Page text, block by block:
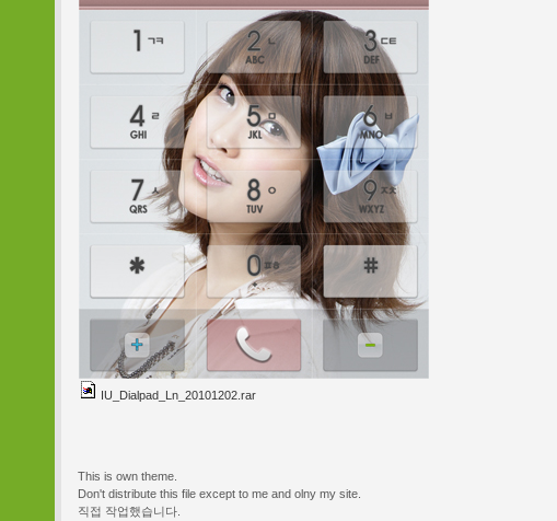
IU_Dialpad_Ln_20101202.rar
This is own theme.
Don't distribute this file except to me and olny my site.
직접 작업했습니다.